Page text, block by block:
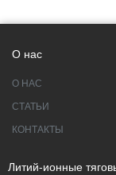
О нас
О НАС
СТАТЬИ
КОНТАКТЫ
Литий-ионные